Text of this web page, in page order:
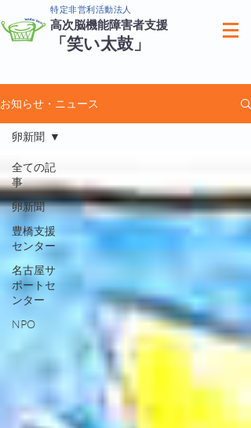
特定非営利活動法人
高次脳機能障害者支援
「笑い太鼓」
お知らせ・ニュース
全ての記
事
卵新聞
豊橋支援
センター
名古屋サ
ポートセ
ンター
NPO
卵新聞